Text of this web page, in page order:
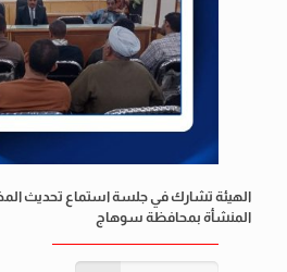
الهيئة تشارك في جلسة استماع تحديث
المنشأة بمحافظة سوهاج